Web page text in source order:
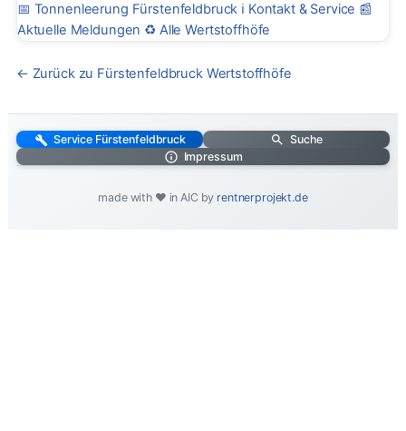
📅 Tonnenleerung Fürstenfeldbruck ℹ️ Kontakt & Service 📰
Aktuelle Meldungen ♻️ Alle Wertstoffhöfe
← Zurück zu Fürstenfeldbruck Wertstoffhöfe
Service Fürstenfeldbruck
Suche
Impressum
made with ❤️ in AIC by rentnerprojekt.de